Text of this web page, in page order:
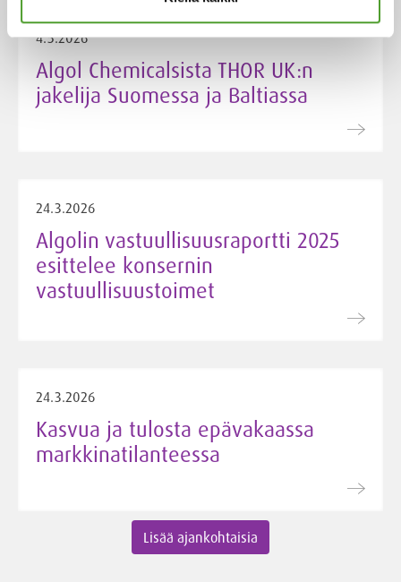
4.5.2026
Algol Chemicalsista THOR UK:n
jakelija Suomessa ja Baltiassa
24.3.2026
Algolin vastuullisuusraportti 2025
esittelee konsernin
vastuullisuustoimet
24.3.2026
Kasvua ja tulosta epävakaassa
markkinatilanteessa
Lisää ajankohtaisia